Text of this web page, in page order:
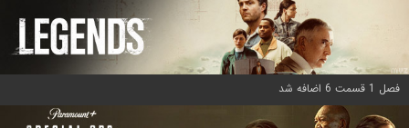
فصل 1 قسمت 6 اضافه شد